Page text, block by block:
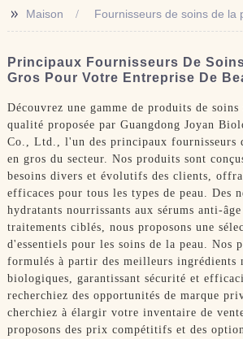
>> Maison Fournisseurs de soins de la
Principaux Fournisseurs De
Gros Pour Votre Entreprise De
Découvrez une gamme de produits de soins
qualité proposée par Guangdong Joyan
Co., Ltd., l'un des principaux fournisseurs
en gros du secteur. Nos produits sont
besoins divers et évolutifs des clients,
efficaces pour tous les types de peau. Des
hydratants nourrissants aux sérums anti-âge
traitements ciblés, nous proposons une
d'essentiels pour les soins de la peau. Nos
formulés à partir des meilleurs ingrédients
biologiques, garantissant sécurité et
recherchiez des opportunités de marque
cherchiez à élargir votre inventaire de
proposons des prix compétitifs et des